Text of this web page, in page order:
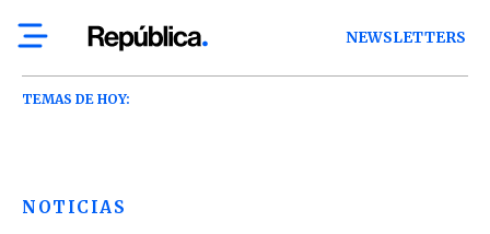
NEWSLETTERS
TEMAS DE HOY:
NOTICIAS